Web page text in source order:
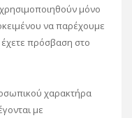
μόνο
να παρέχουμε
έχετε πρόσβαση στο
χαρακτήρα
με